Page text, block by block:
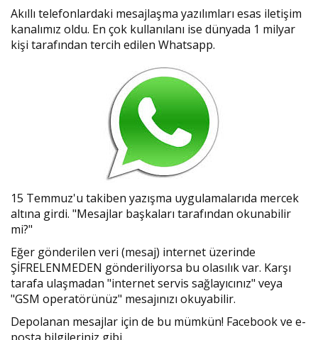
Akıllı telefonlardaki mesajlaşma yazılımları esas iletişim
kanalımız oldu. En çok kullanılanı ise dünyada 1 milyar
kişi tarafından tercih edilen Whatsapp.
15 Temmuz'u takiben yazışma uygulamalarıda mercek
altına girdi. "Mesajlar başkaları tarafından okunabilir
mi?"
Eğer gönderilen veri (mesaj) internet üzerinde
ŞİFRELENMEDEN gönderiliyorsa bu olasılık var. Karşı
tarafa ulaşmadan "internet servis sağlayıcınız" veya
"GSM operatörünüz" mesajınızı okuyabilir.
Depolanan mesajlar için de bu mümkün! Facebook ve e-